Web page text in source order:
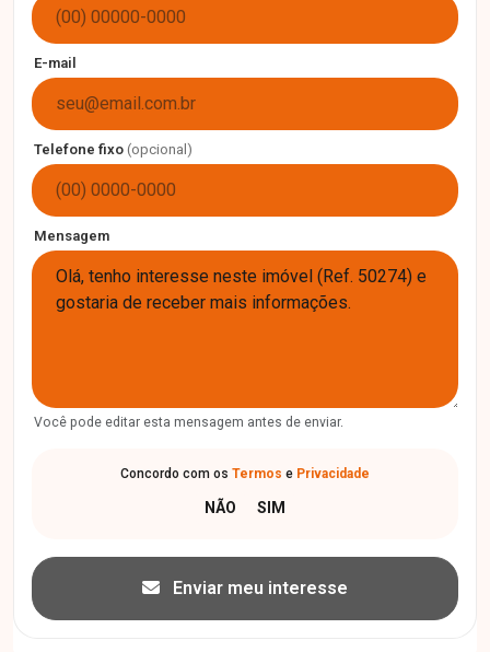
E-mail
Telefone fixo (opcional)
Mensagem
Você pode editar esta mensagem antes de enviar.
Concordo com os Termos e Privacidade
Enviar meu interesse